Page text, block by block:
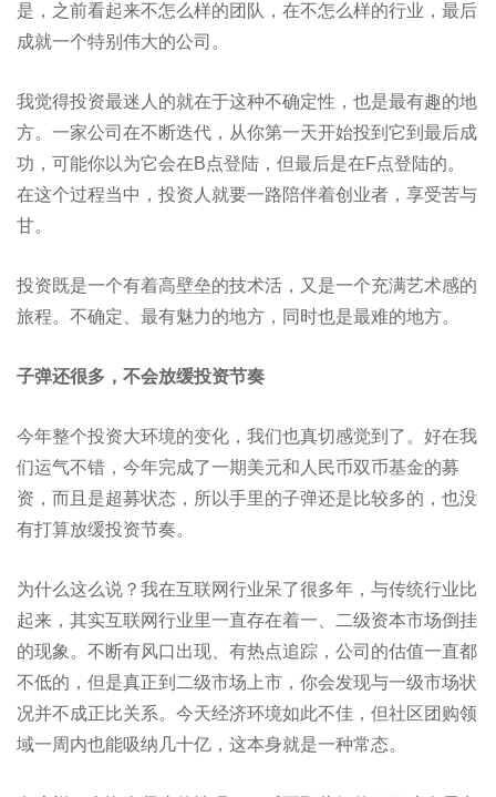
是，之前看起来不怎么样的团队，在不怎么样的行业，最后
成就一个特别伟大的公司。
我觉得投资最迷人的就在于这种不确定性，也是最有趣的地
方。一家公司在不断迭代，从你第一天开始投到它到最后成
功，可能你以为它会在B点登陆，但最后是在F点登陆的。
在这个过程当中，投资人就要一路陪伴着创业者，享受苦与
甘。
投资既是一个有着高壁垒的技术活，又是一个充满艺术感的
旅程。不确定、最有魅力的地方，同时也是最难的地方。
子弹还很多，不会放缓投资节奏
今年整个投资大环境的变化，我们也真切感觉到了。好在我
们运气不错，今年完成了一期美元和人民币双币基金的募
资，而且是超募状态，所以手里的子弹还是比较多的，也没
有打算放缓投资节奏。
为什么这么说？我在互联网行业呆了很多年，与传统行业比
起来，其实互联网行业里一直存在着一、二级资本市场倒挂
的现象。不断有风口出现、有热点追踪，公司的估值一直都
不低的，但是真正到二级市场上市，你会发现与一级市场状
况并不成正比关系。今天经济环境如此不佳，但社区团购领
域一周内也能吸纳几十亿，这本身就是一种常态。